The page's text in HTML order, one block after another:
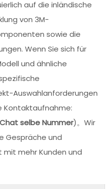
auf die inländische
von 3M-
sowie die
Wenn Sie sich für
und ähnliche
Auswahlanforderungen
Kontaktaufnahme:
selbe Nummer)。Wir
Gespräche und
mehr Kunden und